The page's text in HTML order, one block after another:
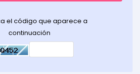
el código que aparece a
continuación